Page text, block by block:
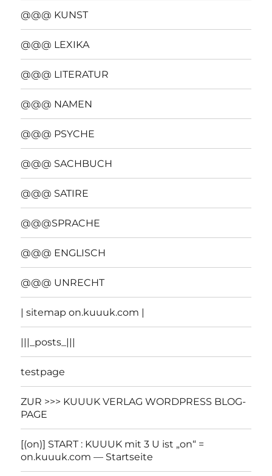
@@@ KUNST
@@@ LEXIKA
@@@ LITERATUR
@@@ NAMEN
@@@ PSYCHE
@@@ SACHBUCH
@@@ SATIRE
@@@SPRACHE
@@@ ENGLISCH
@@@ UNRECHT
| sitemap on.kuuuk.com |
|||_posts_|||
testpage
ZUR >>> KUUUK VERLAG WORDPRESS BLOG-
PAGE
[(on)] START : KUUUK mit 3 U ist „on“ =
on.kuuuk.com — Startseite